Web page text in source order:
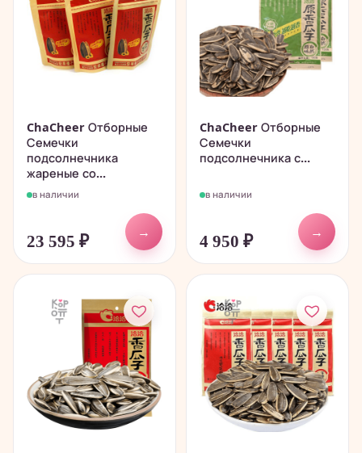
ChaCheer Отборные
Семечки
подсолнечника
жареные со...
в наличии
23 595 ₽
→
ChaCheer Отборные
Семечки
подсолнечника с...
в наличии
4 950 ₽
→